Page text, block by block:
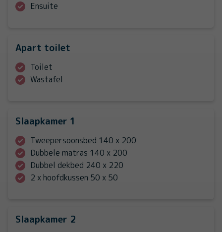
Ensuite
Apart toilet
Toilet
Wastafel
Slaapkamer 1
Tweepersoonsbed 140 x 200
Dubbele matras 140 x 200
Dubbel dekbed 240 x 220
2 x hoofdkussen 50 x 50
Slaapkamer 2